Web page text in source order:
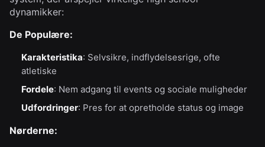
dynamikker:
De Populære:
Karakteristika: Selvsikre, indflydelsesrige, ofte
atletiske
Fordele: Nem adgang til events og sociale muligheder
Udfordringer: Pres for at opretholde status og image
Nørderne: